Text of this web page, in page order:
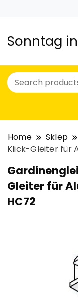
Sonntag
Home Sklep
Klick-Gleiter für
Gleiter für
HC72